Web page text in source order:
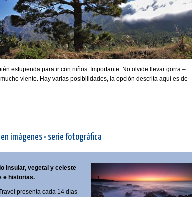
estupenda para ir con niños. Importante: No olvide llevar gorra –
viento. Hay varias posibilidades, la opción descrita aquí es de
en imágenes • serie fotográfica
insular, vegetal y celeste
e historias.
presenta cada 14 días